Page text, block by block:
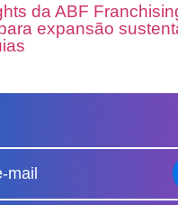
da ABF
expansão